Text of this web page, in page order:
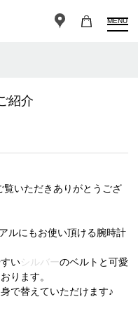
MENU
紹介
いただきありがとうござ
ルにもお使い頂ける腕時計
いシルバーのベルトと可愛
ります。
で替えていただけます♪